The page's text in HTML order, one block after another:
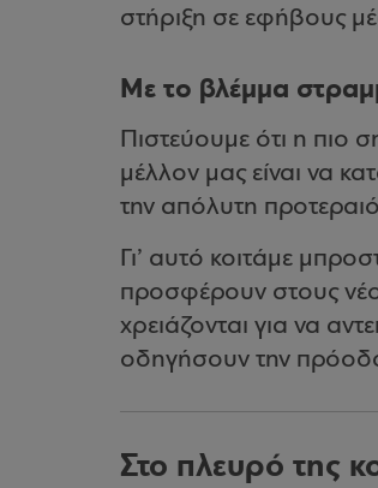
στήριξη σε εφήβους
Με το βλέμμα
Πιστεύουμε ότι η πιο
μέλλον μας είναι να
την απόλυτη
Γι’ αυτό κοιτάμε
προσφέρουν στους
χρειάζονται για να
οδηγήσουν την
Στο πλευρό της